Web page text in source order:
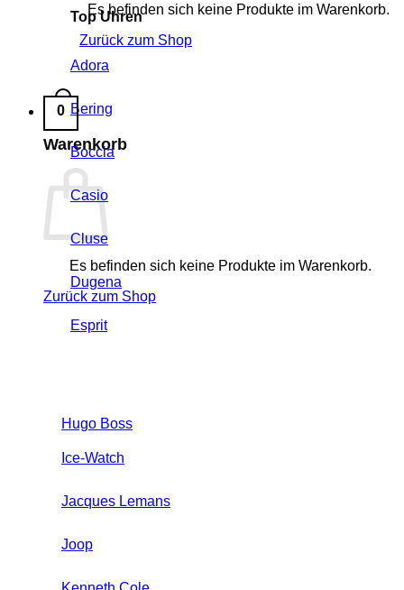
Es befinden sich keine Produkte im Warenkorb.
Zurück zum Shop
0
Warenkorb
Es befinden sich keine Produkte im Warenkorb.
Zurück zum Shop
Top Uhren
Adora
Bering
Boccia
Casio
Cluse
Dugena
Esprit
Hugo Boss
Ice-Watch
Jacques Lemans
Joop